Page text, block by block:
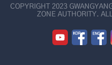
COPYRIGHT 2023
ZONE AUTHORITY.